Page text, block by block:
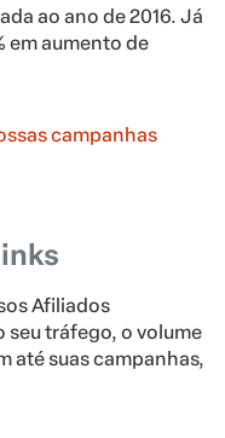
ao ano de 2016. Já
em aumento de
campanhas
Afiliados
seu tráfego, o volume
até suas campanhas,